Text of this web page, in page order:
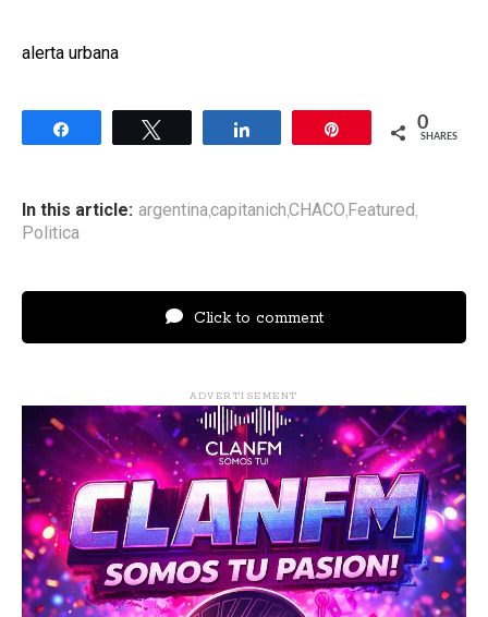
alerta urbana
0
SHARES
In this article: argentina,capitanich,CHACO,Featured,
Politica
Click to comment
ADVERTISEMENT